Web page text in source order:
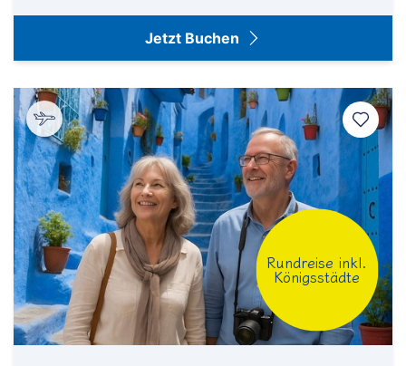
Jetzt Buchen
Rundreise inkl.
Königsstädte